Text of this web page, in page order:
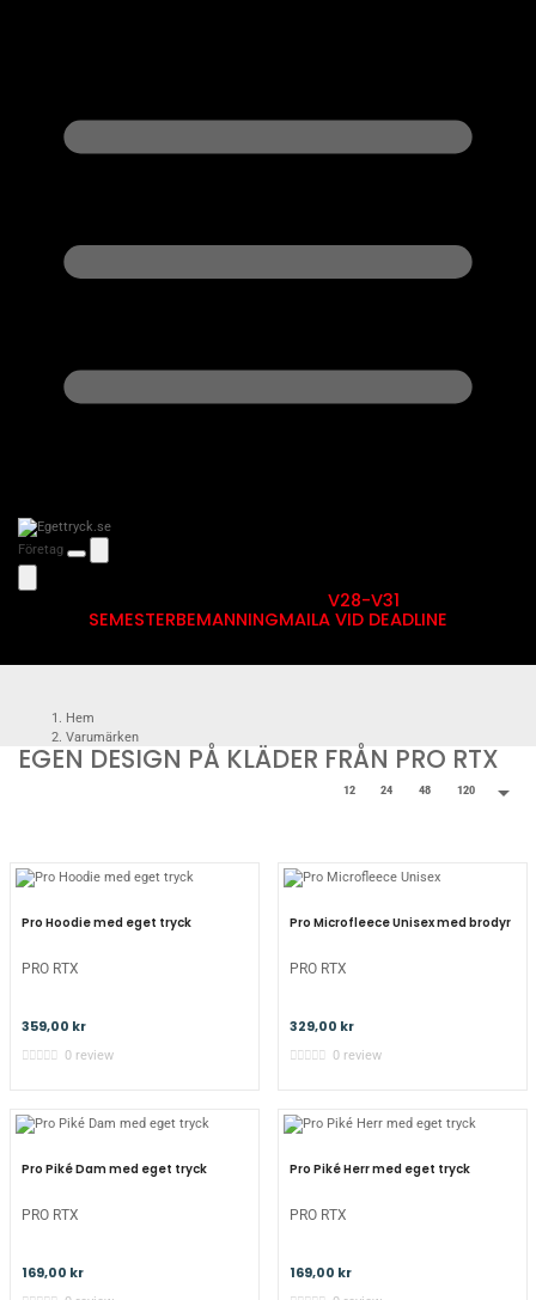
Företag
SEMESTERBEMANNING
V28-V31
MAILA VID DEADLINE
Hem
Varumärken
PRO RTX
EGEN DESIGN PÅ KLÄDER FRÅN PRO RTX
12 24 48 120 
Pro Hoodie med eget tryck
PRO RTX
359,00 kr
0 review
Pro Microfleece Unisex med brodyr
PRO RTX
329,00 kr
0 review
Pro Piké Dam med eget tryck
PRO RTX
169,00 kr
Pro Piké Herr med eget tryck
PRO RTX
169,00 kr